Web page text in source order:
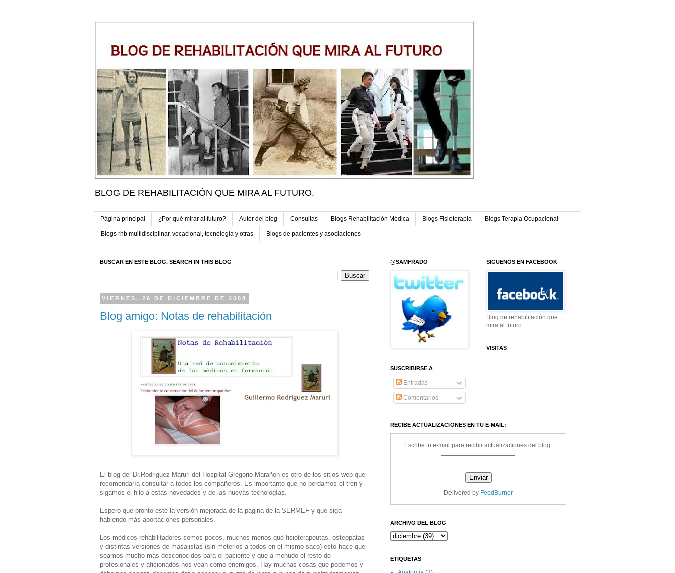
BLOG DE REHABILITACIÓN QUE MIRA AL FUTURO.
Página principal ¿Por qué mirar al futuro? Autor del blog Consultas Blogs Rehabilitación Médica Blogs Fisioterapia Blogs Terapia Ocupacional
Blogs rhb multidisciplinar, vocacional, tecnología y otras Blogs de pacientes y asociaciones
BUSCAR EN ESTE BLOG. SEARCH IN THIS BLOG
VIERNES, 26 DE DICIEMBRE DE 2008
Blog amigo: Notas de rehabilitación
El blog del Dr.Rodriguez Maruri del Hospital Gregorio Marañon es otro de los sitios web que
recomendaría consultar a todos los compañeros. Es importante que no perdamos el tren y
sigamos el hilo a estas novedades y de las nuevas tecnologías.
Espero que pronto esté la versión mejorada de la página de la SERMEF y que siga
habiendo más aportaciones personales.
Los médicos rehabilitadores somos pocos, muchos menos que fisioterapeutas, osteópatas
y distintas versiones de masajistas (sin meterlos a todos en el mismo saco) esto hace que
seamos mucho más desconocidos para el paciente y que a menudo el resto de
profesionales y aficionados nos vean como enemigos. Hay muchas cosas que podemos y
@SAMFRADO
SUSCRIBIRSE A
Entradas
Comentarios
SIGUENOS EN FACEBOOK
Blog de rehabilitación que
mira al futuro
VISITAS
RECIBE ACTUALIZACIONES EN TU E-MAIL:
Escribe tu e-mail para recibir actualizaciones del blog:
Delivered by FeedBurner
ARCHIVO DEL BLOG
ETIQUETAS